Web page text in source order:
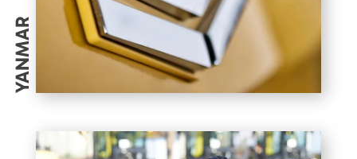
YANMAR